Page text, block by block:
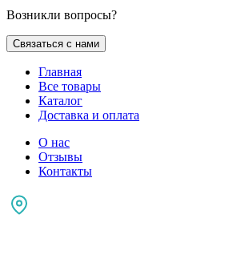
Возникли вопросы?
Связаться с нами
Главная
Все товары
Каталог
Доставка и оплата
О нас
Отзывы
Контакты